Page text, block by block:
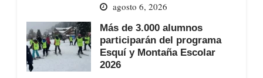
agosto 6, 2026
Más de 3.000 alumnos
participarán del programa
Esquí y Montaña Escolar
2026